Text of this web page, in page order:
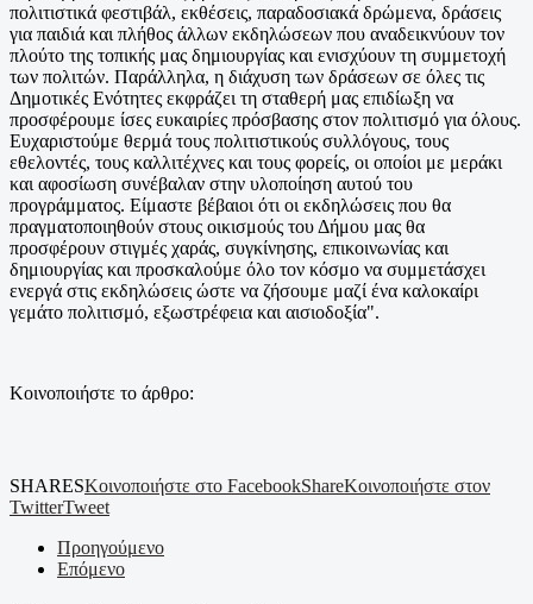
πολιτιστικά φεστιβάλ, εκθέσεις, παραδοσιακά δρώμενα, δράσεις
για παιδιά και πλήθος άλλων εκδηλώσεων που αναδεικνύουν τον
πλούτο της τοπικής μας δημιουργίας και ενισχύουν τη συμμετοχή
των πολιτών. Παράλληλα, η διάχυση των δράσεων σε όλες τις
Δημοτικές Ενότητες εκφράζει τη σταθερή μας επιδίωξη να
προσφέρουμε ίσες ευκαιρίες πρόσβασης στον πολιτισμό για όλους.
Ευχαριστούμε θερμά τους πολιτιστικούς συλλόγους, τους
εθελοντές, τους καλλιτέχνες και τους φορείς, οι οποίοι με μεράκι
και αφοσίωση συνέβαλαν στην υλοποίηση αυτού του
προγράμματος. Είμαστε βέβαιοι ότι οι εκδηλώσεις που θα
πραγματοποιηθούν στους οικισμούς του Δήμου μας θα
προσφέρουν στιγμές χαράς, συγκίνησης, επικοινωνίας και
δημιουργίας και προσκαλούμε όλο τον κόσμο να συμμετάσχει
ενεργά στις εκδηλώσεις ώστε να ζήσουμε μαζί ένα καλοκαίρι
γεμάτο πολιτισμό, εξωστρέφεια και αισιοδοξία".
Κοινοποιήστε το άρθρο:
SHARESΚοινοποιήστε στο FacebookShareΚοινοποιήστε στον
TwitterTweet
Προηγούμενο
Επόμενο